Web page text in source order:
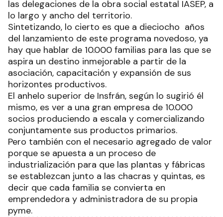
las delegaciones de la obra social estatal IASEP, a
lo largo y ancho del territorio.
Sintetizando, lo cierto es que a dieciocho años
del lanzamiento de este programa novedoso, ya
hay que hablar de 10.000 familias para las que se
aspira un destino inmejorable a partir de la
asociación, capacitación y expansión de sus
horizontes productivos.
El anhelo superior de Insfrán, según lo sugirió él
mismo, es ver a una gran empresa de 10.000
socios produciendo a escala y comercializando
conjuntamente sus productos primarios.
Pero también con el necesario agregado de valor
porque se apuesta a un proceso de
industrialización para que las plantas y fábricas
se establezcan junto a las chacras y quintas, es
decir que cada familia se convierta en
emprendedora y administradora de su propia
pyme.